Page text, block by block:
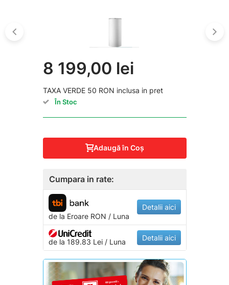
8 199,00 lei
TAXA VERDE 50 RON inclusa in pret
În Stoc
Adaugă în Coş
Cumpara in rate:
de la EroareRON / Luna
Detalii aici
de la 189.83 Lei / Luna Detalii aici